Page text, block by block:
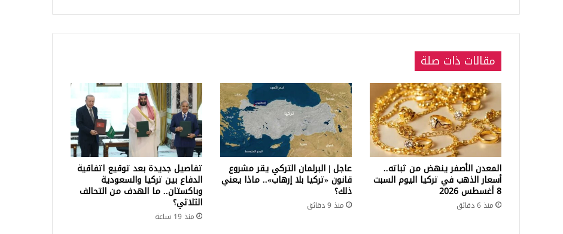
مقالات ذات صلة
المعدن الأصفر ينهض من ثباته..
أسعار الذهب في تركيا اليوم السبت
8 أغسطس 2026
منذ 6 دقائق
عاجل | البرلمان التركي يقر مشروع
قانون «تركيا بلا إرهاب».. ماذا يعني
ذلك؟
منذ 9 دقائق
تفاصيل جديدة بعد توقيع اتفاقية
الدفاع بين تركيا والسعودية
وباكستان.. ما الهدف من التحالف
الثلاثي؟
منذ 19 ساعة